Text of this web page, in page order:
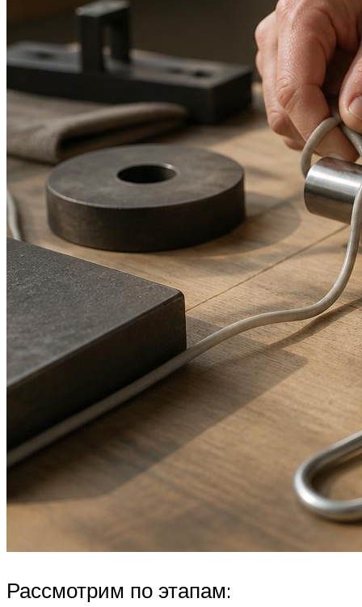
Рассмотрим по этапам: